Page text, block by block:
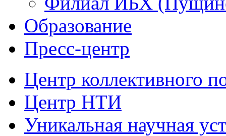
Образование
Пресс-центр
Центр коллективного
Центр НТИ
Уникальная научная